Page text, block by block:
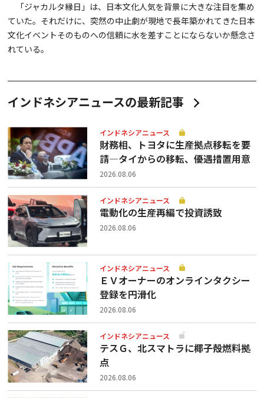
「ジャカルタ縁日」は、日本文化人気を背景に大きな注目を集め
ていた。それだけに、突然の中止劇が現地で長年築かれてきた日本
文化イベントそのものへの信頼に水を差すことにならないか懸念さ
れている。
インドネシアニュースの最新記事
インドネシアニュース
財務相、トヨタに生産拠点移転を要
請—タイからの移転、優遇措置用意
2026.08.06
インドネシアニュース
電動化の生産再編で投資誘致
2026.08.06
インドネシアニュース
ＥＶオーナーのオンラインタクシー
登録を円滑化
2026.08.06
インドネシアニュース
テスＧ、北スマトラに椰子殻燃料拠
点
2026.08.06